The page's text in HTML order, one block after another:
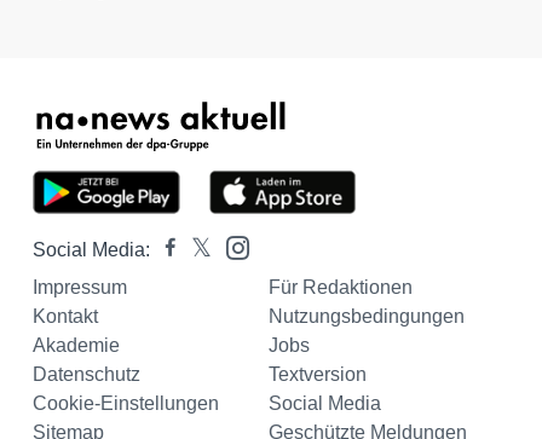
Social Media:
Impressum
Für Redaktionen
Kontakt
Nutzungsbedingungen
Akademie
Jobs
Datenschutz
Textversion
Cookie-Einstellungen
Social Media
Sitemap
Geschützte Meldungen